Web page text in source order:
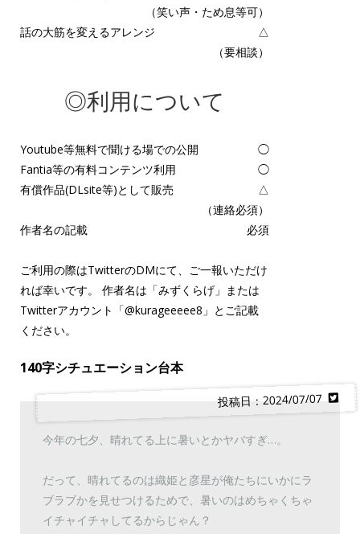
（笑い声・ため息等可）
話の大筋を変えるアレンジ
△
（要相談）
◎利用について
Youtube等無料で聞ける場での公開
◯
Fantia等の有料コンテンツ利用
◯
有償作品(DLsite等)として販売
△
（連絡必須）
作者名の記載
必須
ご利用の際はTwitterのDMにて、ご一報いただけ
れば幸いです。 作者名は「みずくらげ」または
Twitterアカウント「@kurageeeee8 」とご記載
ください。
140字シチュエーション台本
投稿日：2024/07/07
今年の七夕、晴れてる上に暑いとかヤバすぎ…。
だって、晴れてるのは織姫と彦星が俺たちにいかにラ
ブラブかを見せつけるためで、暑いのはめちゃくちゃ
イチャイチャしてるからじゃん？